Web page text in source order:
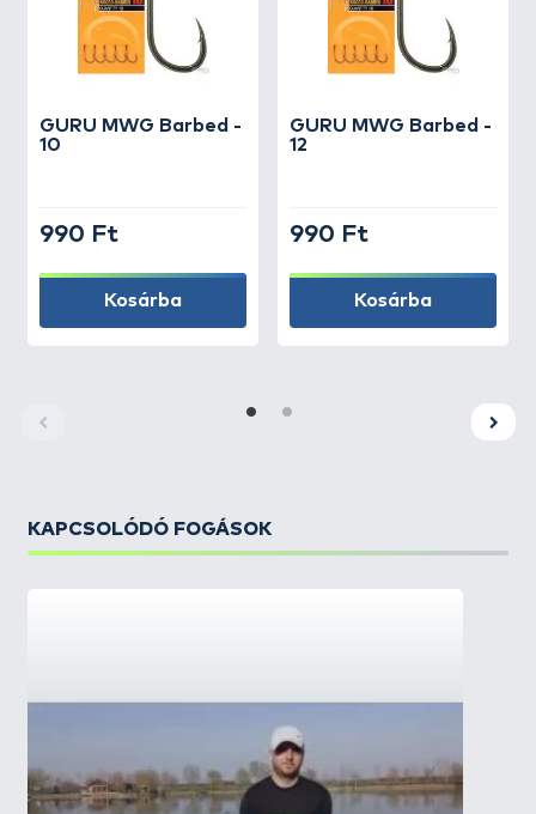
GURU MWG Barbed -
10
990 Ft
Kosárba
GURU MWG Barbed -
12
990 Ft
Kosárba
KAPCSOLÓDÓ FOGÁSOK